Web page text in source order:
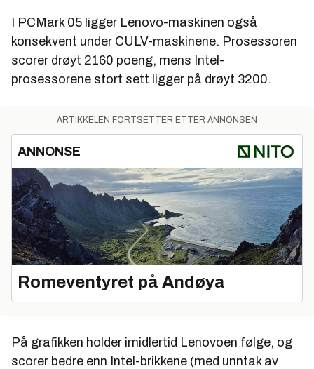
I PCMark 05 ligger Lenovo-maskinen også
konsekvent under CULV-maskinene. Prosessoren
scorer drøyt 2160 poeng, mens Intel-
prosessorene stort sett ligger på drøyt 3200.
ARTIKKELEN FORTSETTER ETTER ANNONSEN
ANNONSE
Romeventyret på Andøya
På grafikken holder imidlertid Lenovoen følge, og
scorer bedre enn Intel-brikkene (med unntak av